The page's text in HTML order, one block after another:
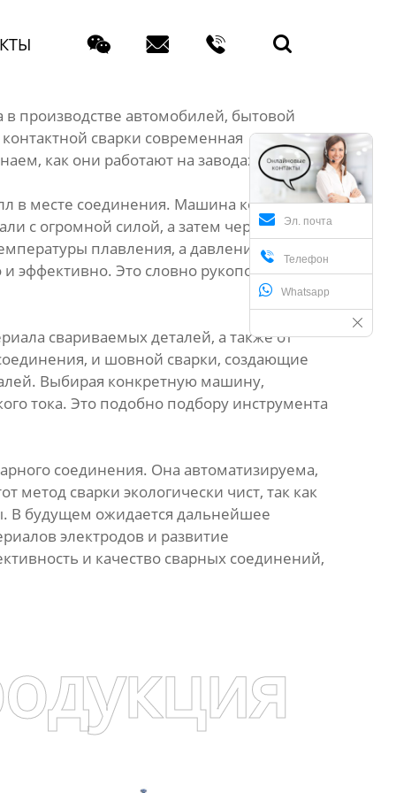
   
Эл. почта
 Телефон
Whatsapp
производстве автомобилей, бытовой
сварки современная
как они работают на заводах.
в месте соединения. Машина контактной
с огромной силой, а затем через них
плавления, а давление
эффективно. Это словно рукопожатие
свариваемых деталей, а также от
и шовной сварки, создающие
Выбирая конкретную машину,
тока. Это подобно подбору инструмента
соединения. Она автоматизируема,
метод сварки экологически чист, так как
В будущем ожидается дальнейшее
электродов и развитие
и качество сварных соединений,